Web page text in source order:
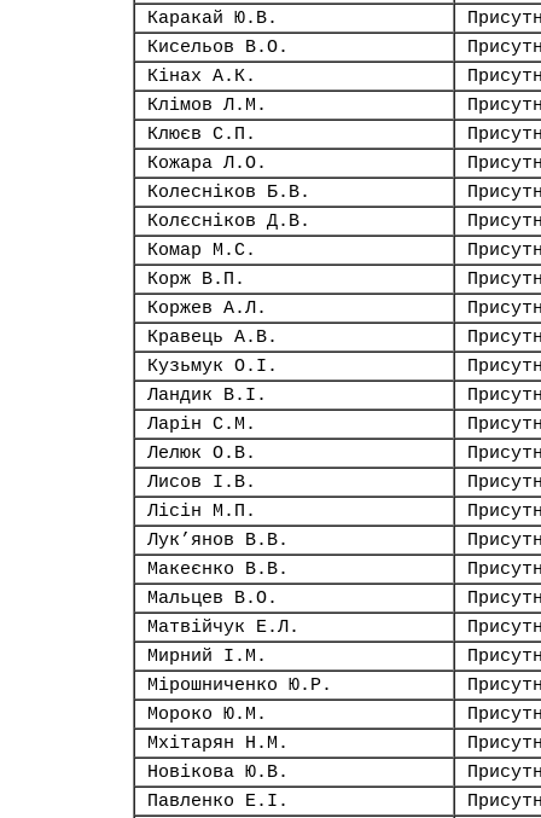
Каракай Ю.В.
Кисельов В.О.
Кінах А.К.
Клімов Л.М.
Клюєв С.П.
Кожара Л.О.
Колесніков Б.В.
Колєсніков Д.В.
Комар М.С.
Корж В.П.
Коржев А.Л.
Кравець А.В.
Кузьмук О.І.
Ландик В.І.
Ларін С.М.
Лелюк О.В.
Лисов І.В.
Лісін М.П.
Лук’янов В.В.
Макеєнко В.В.
Мальцев В.О.
Матвійчук Е.Л.
Мирний І.М.
Мірошниченко Ю.Р.
Мороко Ю.М.
Мхітарян Н.М.
Новікова Ю.В.
Павленко Е.І.